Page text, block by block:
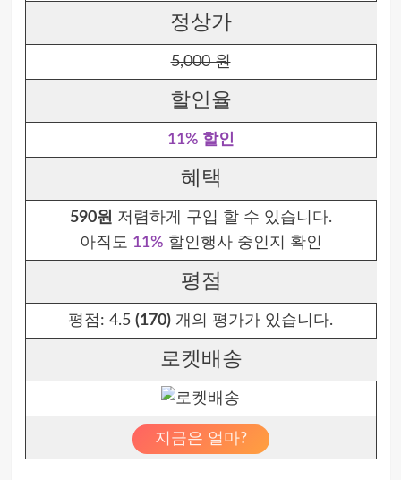
정상가
5,000 원
할인율
11% 할인
혜택
590원 저렴하게 구입 할 수 있습니다.
아직도 11% 할인행사 중인지 확인
평점
평점: 4.5 (170) 개의 평가가 있습니다.
로켓배송
지금은 얼마?